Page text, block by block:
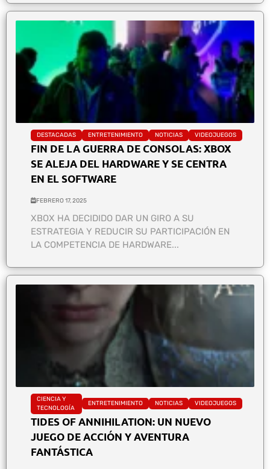
DESTACADAS ENTRETENIMIENTO NOTICIAS VIDEOJUEGOS
FIN DE LA GUERRA DE CONSOLAS: XBOX
SE ALEJA DEL HARDWARE Y SE CENTRA
EN EL SOFTWARE
FEBRERO 17, 2025
XBOX HA DECIDIDO DAR UN GIRO A SU
ESTRATEGIA Y REDUCIR SU PARTICIPACIÓN EN
LA COMPETENCIA DE HARDWARE...
CIENCIA Y
TECNOLOGÍA
ENTRETENIMIENTO NOTICIAS VIDEOJUEGOS
TIDES OF ANNIHILATION: UN NUEVO
JUEGO DE ACCIÓN Y AVENTURA
FANTÁSTICA